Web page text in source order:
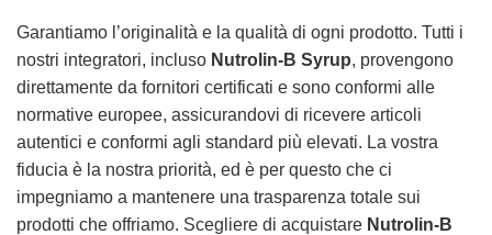
Garantiamo l’originalità e la qualità di ogni prodotto. Tutti i
nostri integratori, incluso Nutrolin-B Syrup, provengono
direttamente da fornitori certificati e sono conformi alle
normative europee, assicurandovi di ricevere articoli
autentici e conformi agli standard più elevati. La vostra
fiducia è la nostra priorità, ed è per questo che ci
impegniamo a mantenere una trasparenza totale sui
prodotti che offriamo. Scegliere di acquistare Nutrolin-B